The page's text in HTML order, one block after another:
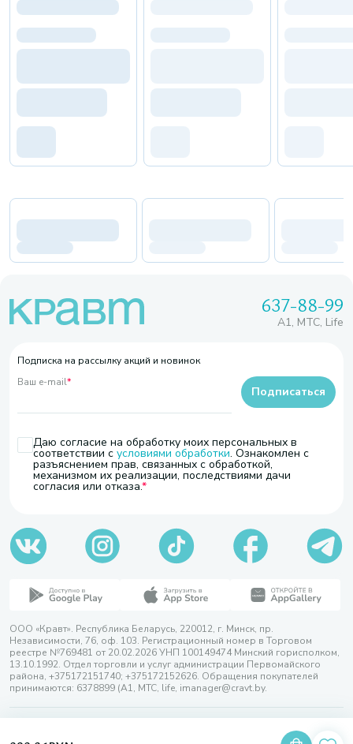
637-88-99
A1, МТС, Life
Подписка на рассылку акций и новинок
Ваш e-mail*
Даю согласие на обработку моих персональных в
соответствии с условиями обработки. Ознакомлен с
разъяснением прав, связанных с обработкой,
механизмом их реализации, последствиями дачи
согласия или отказа.
Подписаться
ООО «Кравт». Республика Беларусь, 220012, г. Минск, пр.
Независимости, 76, оф. 103. Регистрационный номер в Торговом
реестре №769481 от 20.02.2026 УНП 100149474 Минский горисполком,
13.10.1992. Отдел торговли и услуг администрации Первомайского
района, +375172151740; +375172152626. Обращения покупателей
принимаются: 6378899 (А1, МТС, life, imanager@cravt.by.